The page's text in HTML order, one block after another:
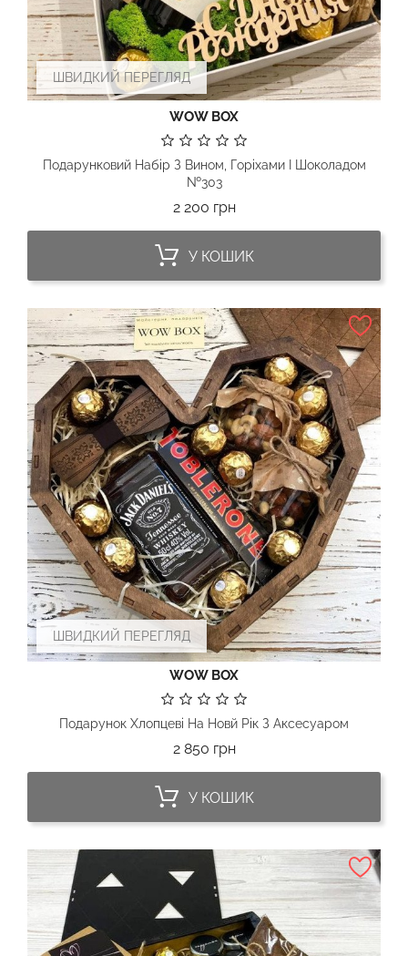
ШВИДКИЙ ПЕРЕГЛЯД
WOW BOX
Подарунковий Набір З Вином, Горіхами І Шоколадом
№303
2 200 грнЦіна
У КОШИК
ШВИДКИЙ ПЕРЕГЛЯД
WOW BOX
Подарунок Хлопцеві На Новй Рік З Аксесуаром
2 850 грнЦіна
У КОШИК